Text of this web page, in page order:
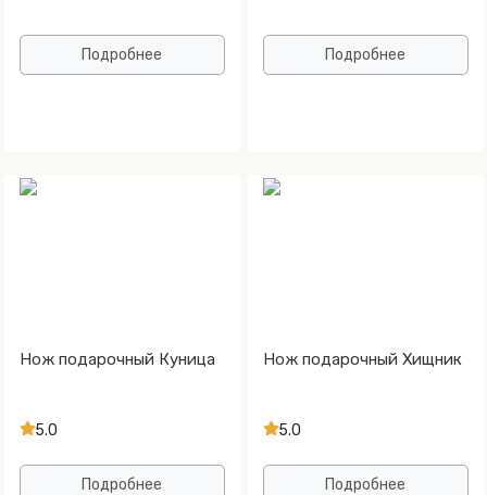
Подробнее Подробнее
Нож подарочный Куница
5.0
Подробнее
Нож подарочный Хищник
5.0
Подробнее